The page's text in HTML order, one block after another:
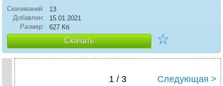
Скачиваний:
13
Добавлен:
15.01.2021
Размер:
627 Кб
Скачать ☆
1 / 3 Следующая >